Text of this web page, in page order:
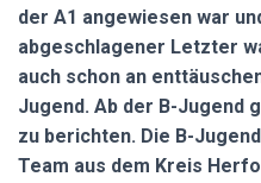
der A1 angewiesen war
abgeschlagener Letzter
auch schon an
Jugend. Ab der B-Jugend
zu berichten. Die B-
Team aus dem Kreis